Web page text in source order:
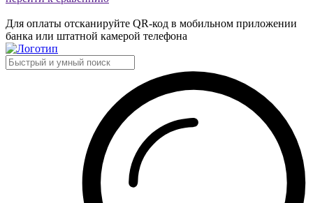
Для оплаты отсканируйте QR-код в мобильном приложении
банка или штатной камерой телефона